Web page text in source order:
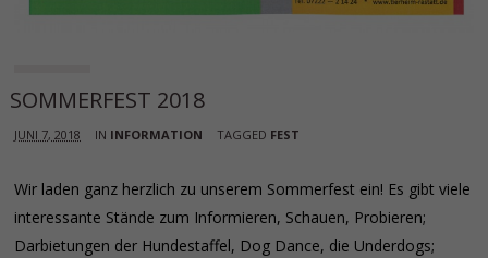
SOMMERFEST 2018
JUNI 7, 2018 IN INFORMATION TAGGED FEST
Wir laden ganz herzlich zu unserem Sommerfest ein! Es gibt viele
interessante Stände zum Informieren, Schauen, Probieren;
Darbietungen der Hundestaffel, Dog Dance, die Underdogs;